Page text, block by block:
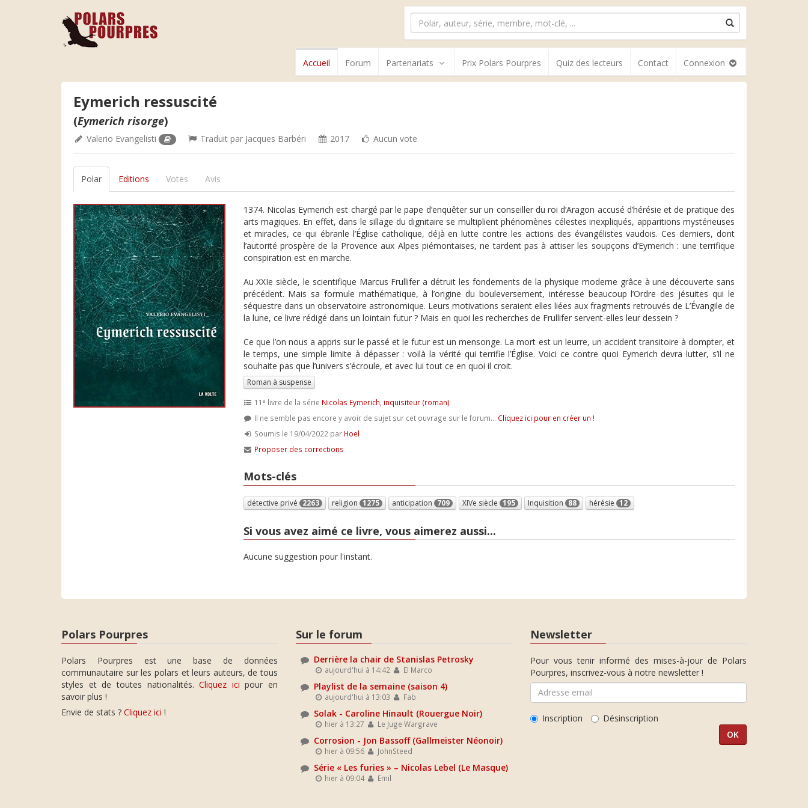
Accueil Forum Partenariats Prix Polars Pourpres Quiz des lecteurs Contact Connexion
Eymerich ressuscité
(Eymerich risorge)
Valerio Evangelisti Traduit par Jacques Barbéri 2017 Aucun vote
Polar Editions Votes Avis
1374. Nicolas Eymerich est chargé par le pape d’enquêter sur un conseiller du roi d’Aragon accusé d’hérésie et de pratique des
arts magiques. En effet, dans le sillage du dignitaire se multiplient phénomènes célestes inexpliqués, apparitions mystérieuses
et miracles, ce qui ébranle l’Église catholique, déjà en lutte contre les actions des évangélistes vaudois. Ces derniers, dont
l’autorité prospère de la Provence aux Alpes piémontaises, ne tardent pas à attiser les soupçons d’Eymerich : une terrifique
conspiration est en marche.
Au XXIe siècle, le scientifique Marcus Frullifer a détruit les fondements de la physique moderne grâce à une découverte sans
précédent. Mais sa formule mathématique, à l’origine du bouleversement, intéresse beaucoup l’Ordre des jésuites qui le
séquestre dans un observatoire astronomique. Leurs motivations seraient elles liées aux fragments retrouvés de L’Évangile de
la lune, ce livre rédigé dans un lointain futur ? Mais en quoi les recherches de Frullifer servent-elles leur dessein ?
Ce que l’on nous a appris sur le passé et le futur est un mensonge. La mort est un leurre, un accident transitoire à dompter, et
le temps, une simple limite à dépasser : voilà la vérité qui terrifie l’Église. Voici ce contre quoi Eymerich devra lutter, s’il ne
souhaite pas que l’univers s’écroule, et avec lui tout ce en quoi il croit.
Roman à suspense
11 e livre de la série Nicolas Eymerich, inquisiteur (roman)
Il ne semble pas encore y avoir de sujet sur cet ouvrage sur le forum... Cliquez ici pour en créer un !
Soumis le 19/04/2022 par Hoel
Proposer des corrections
Mots-clés
détective privé 2263 religion 1275 anticipation 709 XIVe siècle 195 Inquisition 88 hérésie 12
Si vous avez aimé ce livre, vous aimerez aussi...
Aucune suggestion pour l'instant.
Polars Pourpres
Polars Pourpres est une base de données
communautaire sur les polars et leurs auteurs, de tous
styles et de toutes nationalités.Cliquez ici pour en
savoir plus !
Envie de stats ? Cliquez ici !
Sur le forum
Derrière la chair de Stanislas Petrosky
aujourd'hui à 14:42 El Marco
Playlist de la semaine (saison 4)
aujourd'hui à 13:03 Fab
Solak - Caroline Hinault (Rouergue Noir)
hier à 13:27 Le Juge Wargrave
Corrosion - Jon Bassoff (Gallmeister Néonoir)
hier à 09:56 JohnSteed
Série « Les furies » – Nicolas Lebel (Le Masque)
hier à 09:04 Emil
Newsletter
Pour vous tenir informé des mises-à-jour de Polars
Pourpres, inscrivez-vous à notre newsletter !
Inscription Désinscription